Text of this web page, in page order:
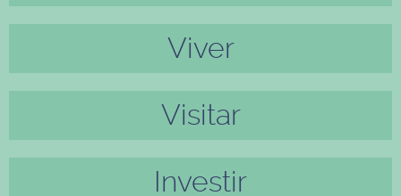
Viver
Visitar
Investir